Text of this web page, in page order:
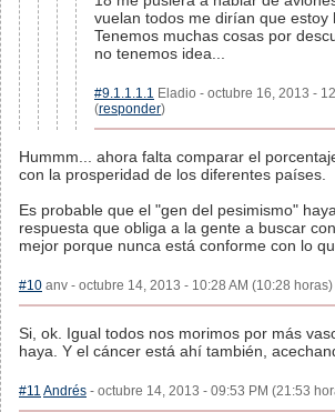
vuelan todos me dirían que estoy
Tenemos muchas cosas por
no tenemos idea...
#9.1.1.1.1 Eladio - octubre 16, 2013 -
(responder)
Hummm... ahora falta comparar el
con la prosperidad de los diferentes países.
Es probable que el "gen del pesimismo"
respuesta que obliga a la gente a buscar
mejor porque nunca está conforme con lo
#10 anv - octubre 14, 2013 - 10:28 AM (10:28 horas)
Si, ok. Igual todos nos morimos por más
haya. Y el cáncer está ahí también,
#11 Andrés - octubre 14, 2013 - 09:53 PM (21:53